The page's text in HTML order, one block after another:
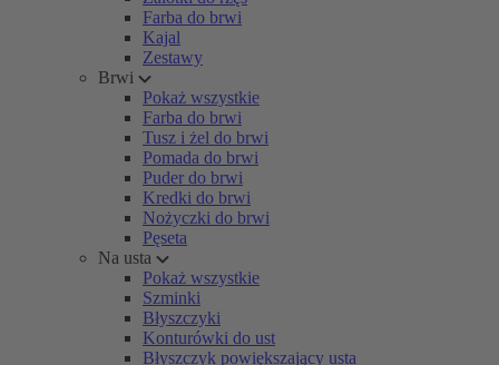
Farba do brwi
Kajal
Zestawy
Brwi
Pokaż wszystkie
Farba do brwi
Tusz i żel do brwi
Pomada do brwi
Puder do brwi
Kredki do brwi
Nożyczki do brwi
Pęseta
Na usta
Pokaż wszystkie
Szminki
Błyszczyki
Konturówki do ust
Błyszczyk powiększający usta